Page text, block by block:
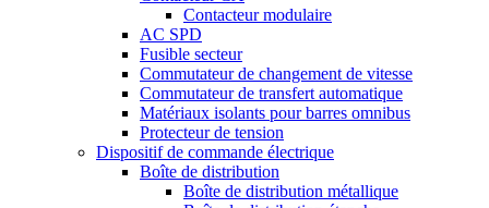
Contacteur modulaire
AC SPD
Fusible secteur
Commutateur de changement de vitesse
Commutateur de transfert automatique
Matériaux isolants pour barres omnibus
Protecteur de tension
Dispositif de commande électrique
Boîte de distribution
Boîte de distribution métallique